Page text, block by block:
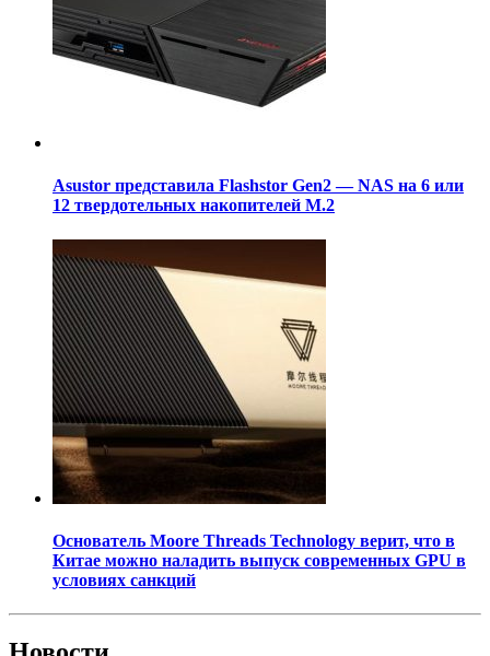
Asustor представила Flashstor Gen2 — NAS на 6 или
12 твердотельных накопителей M.2
Основатель Moore Threads Technology верит, что в
Китае можно наладить выпуск современных GPU в
условиях санкций